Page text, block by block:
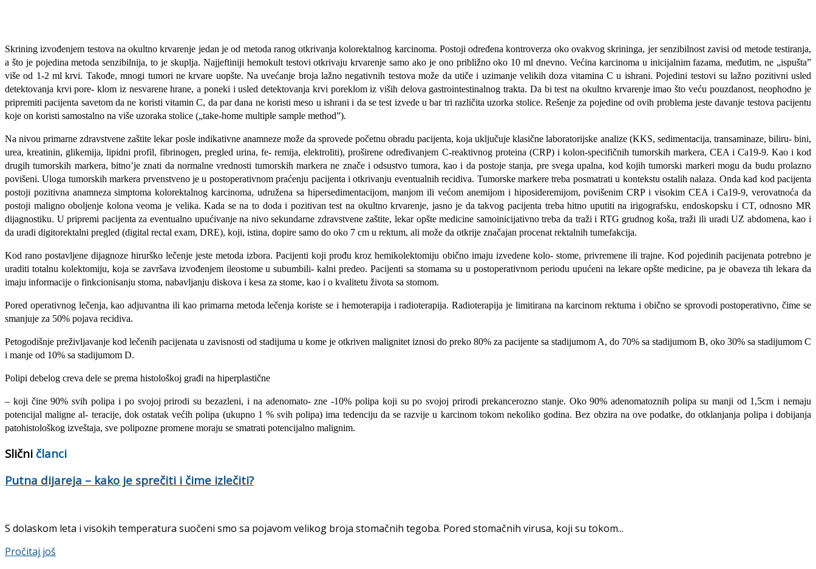
Skrining izvođenjem testova na okultno krvarenje jedan je od metoda ranog otkrivanja kolorektalnog karcinoma. Postoji određena kontroverza oko ovakvog skrininga, jer senzibilnost zavisi od metode testiranja,
a što je pojedina metoda senzibilnija, to je skuplja. Najjeftiniji hemokult testo­vi otkrivaju krvarenje samo ako je ono približno oko 10 ml dnevno. Ve­ćina karcinoma u inicijalnim fazama, međutim, ne „ispušta”
više od 1-2 ml krvi. Takođe, mnogi tumori ne krvare uopšte. Na uvećanje broja lažno negativnih testova može da utiče i uzimanje velikih doza vitamina C u ishrani. Pojedini testovi su lažno pozitivni usled
detektovanja krvi pore- klom iz nesvarene hrane, a poneki i usled detektovanja krvi poreklom iz viših delova gastrointestinalnog trakta. Da bi test na okultno krvarenje imao što veću pouzdanost, neophodno je
pripremiti pacijenta savetom da ne koristi vitamin C, da par dana ne koristi meso u ishrani i da se test izvede u bar tri različita uzorka stolice. Rešenje za pojedine od ovih problema jeste davanje testova pacijentu
koje on koristi samostalno na više uzoraka stolice („take-home multiple sample method”).
Na nivou primarne zdravstvene zaštite lekar posle indikativne ana­mneze može da sprovede početnu obradu pacijenta, koja uključuje klasične laboratorijske analize (KKS, sedimentacija, transaminaze, biliru- bini,
urea, kreatinin, glikemija, lipidni profil, fibrinogen, pregled urina, fe- remija, elektroliti), proširene određivanjem C-reaktivnog proteina (CRP) i kolon-specifičnih tumorskih markera, CEA i Ca19-9. Kao i kod
drugih tu­morskih markera, bitno’je znati da normalne vrednosti tumorskih markera ne znače i odsustvo tumora, kao i da postoje stanja, pre svega upalna, kod kojih tumorski markeri mogu da budu prolazno
povišeni. Uloga tumorskih markera prvenstveno je u postoperativnom praćenju pacijenta i otkrivanju eventualnih recidiva. Tumorske markere treba posmatrati u kontekstu osta­lih nalaza. Onda kad kod pacijenta
postoji pozitivna anamneza simpto­ma kolorektalnog karcinoma, udružena sa hipersedimentacijom, manjom ili većom anemijom i hiposideremijom, povišenim CRP i visokim CEA i Ca19-9, verovatnoća da
postoji maligno oboljenje kolona veoma je velika. Kada se na to doda i pozitivan test na okultno krvarenje, jasno je da takvog pacijenta treba hitno uputiti na irigografsku, endoskopsku i CT, odnosno MR
dijagnostiku. U pripremi pacijenta za eventualno upućivanje na nivo sekundarne zdravstvene zaštite, lekar opšte medicine samoinicijativno tre­ba da traži i RTG grudnog koša, traži ili uradi UZ abdomena, kao i
da uradi digitorektalni pregled (digital rectal exam, DRE), koji, istina, dopire samo do oko 7 cm u rektum, ali može da otkrije značajan procenat rektalnih tumefakcija.
Kod rano postavljene dijagnoze hirurško lečenje jeste metoda izbora. Pacijenti koji prođu kroz hemikolektomiju obično imaju izvedene kolo- stome, privremene ili trajne. Kod pojedinih pacijenata potrebno je
uraditi totalnu kolektomiju, koja se završava izvođenjem ileostome u subumbili- kalni predeo. Pacijenti sa stomama su u postoperativnom periodu upućeni na lekare opšte medicine, pa je obaveza tih lekara da
imaju informacije o finkcionisanju stoma, nabavljanju diskova i kesa za stome, kao i o kvalitetu života sa stomom.
Pored operativnog lečenja, kao adjuvantna ili kao primarna metoda lečenja koriste se i hemoterapija i radioterapija. Radioterapija je limitirana na karcinom rektuma i obično se sprovodi postoperativno, čime se
smanju­je za 50% pojava recidiva.
Petogodišnje preživljavanje kod lečenih pacijenata u zavisnosti od sta­dijuma u kome je otkriven malignitet iznosi do preko 80% za pacijente sa stadijumom A, do 70% sa stadijumom B, oko 30% sa stadijumom C
i manje od 10% sa stadijumom D.
Polipi debelog creva dele se prema histološkoj građi na hiperplastične
– koji čine 90% svih polipa i po svojoj prirodi su bezazleni, i na adenomato- zne -10% polipa koji su po svojoj prirodi prekancerozno stanje. Oko 90% adenomatoznih polipa su manji od 1,5cm i nemaju
potencijal maligne al- teracije, dok ostatak većih polipa (ukupno 1 % svih polipa) ima tedenciju da se razvije u karcinom tokom nekoliko godina. Bez obzira na ove podatke, do otklanjanja polipa i dobijanja
patohistološkog izveštaja, sve polipozne promene moraju se smatrati potencijalno malignim.
Slični članci
Putna dijareja – kako je sprečiti i čime izlečiti?
S dolaskom leta i visokih temperatura suočeni smo sa pojavom velikog broja stomačnih tegoba. Pored stomačnih virusa, koji su tokom...
Pročitaj još